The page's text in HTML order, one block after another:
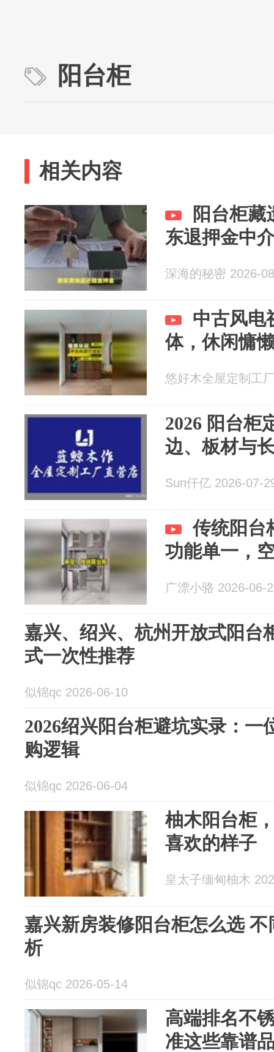
阳台柜
相关内容
阳台柜藏
东退押金中
深海的秘密 2026-
中古风电
体，休闲慵
悠好木全屋定制工
2026 阳台柜
边、板材与
Sun仟亿 2026-07-
传统阳台
功能单一，
广漂小骆 2026-06-
嘉兴、绍兴、杭州开放式阳台
式一次性推荐
似锦qc 2026-06-10
2026绍兴阳台柜避坑实录：一
购逻辑
似锦qc 2026-06-04
柚木阳台柜
喜欢的样子
皇太子缅甸柚木
嘉兴新房装修阳台柜怎么选
析
似锦qc 2026-05-14
高端排名不
准这些靠谱